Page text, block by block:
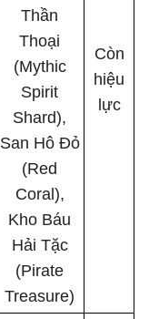
Thần
Thoại
(Mythic
Spirit
Shard),
San Hô Đỏ
(Red
Coral),
Kho Báu
Hải Tặc
(Pirate
Treasure)
Còn
hiệu
lực